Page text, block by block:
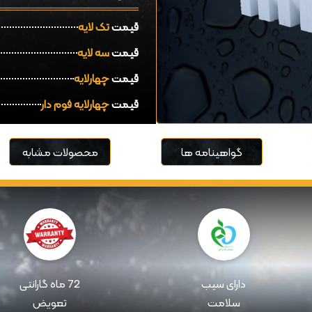
قیمتتک لایه
قیمتسه لایه
قیمتچهارلایه
قیمتچهارلایه فوم دار
گواهینامه ها محصولات مشابه
دارای سیب
سلامت
72 ماه گارانتی
تعویض